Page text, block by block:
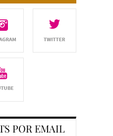
POR EMAIL